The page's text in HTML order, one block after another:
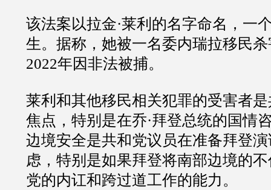
该法案以拉金·莱利的名字命名，一
生。据称，她被一名委内瑞拉移民
2022年因非法被捕。
莱利和其他移民相关犯罪的受害者
焦点，特别是在乔·拜登总统的国情
边境安全是共和党议员在准备拜登
虑，特别是如果拜登将南部边境的
党的内讧和跨过道工作的能力。